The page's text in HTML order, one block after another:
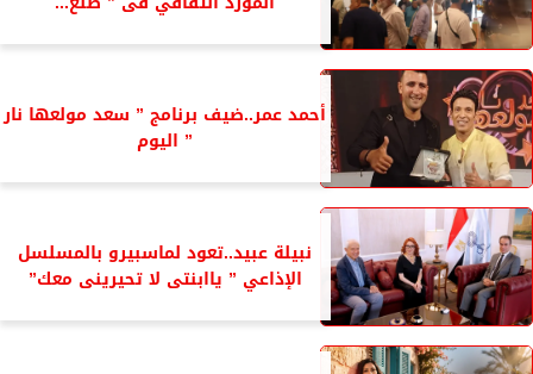
أحمد عمر..ضيف برنامج ” سعد مولعها نار
” اليوم
نبيلة عبيد..تعود لماسبيرو بالمسلسل
الإذاعي ” ياابنتى لا تحيرينى معك”